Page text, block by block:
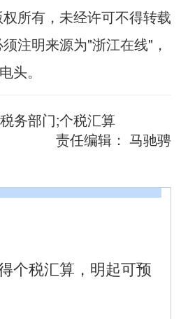
所有，未经许可不得转载
注明来源为"浙江在线"，
头。
务部门;个税汇算
责任编辑： 马驰骋
个税汇算，明起可预